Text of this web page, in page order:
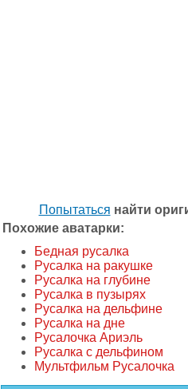
Попытаться найти
Похожие аватарки:
Бедная русалка
Русалка на ракушке
Русалка на глубине
Русалка в пузырях
Русалка на дельфине
Русалка на дне
Русалочка Ариэль
Русалка с дельфином
Мультфильм Русалочка